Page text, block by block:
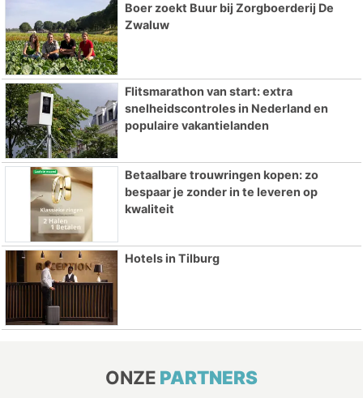
Boer zoekt Buur bij Zorgboerderij De
Zwaluw
Flitsmarathon van start: extra
snelheidscontroles in Nederland en
populaire vakantielanden
Betaalbare trouwringen kopen: zo
bespaar je zonder in te leveren op
kwaliteit
Hotels in Tilburg
ONZE PARTNERS